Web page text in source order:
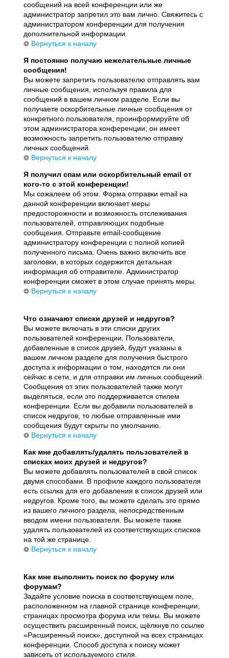
сообщений на всей конференции или же
администратор запретил это вам лично. Свяжитесь с
администратором конференции для получения
дополнительной информации.
Вернуться к началу
Я постоянно получаю нежелательные личные
сообщения!
Вы можете запретить пользователю отправлять вам
личные сообщения, используя правила для
сообщений в вашем личном разделе. Если вы
получаете оскорбительные личные сообщения от
конкретного пользователя, проинформируйте об
этом администратора конференции; он имеет
возможность запретить пользователю отправку
личных сообщений.
Вернуться к началу
Я получил спам или оскорбительный email от
кого-то с этой конференции!
Мы сожалеем об этом. Форма отправки email на
данной конференции включает меры
предосторожности и возможность отслеживания
пользователей, отправляющих подобные
сообщения. Отправьте email-сообщение
администратору конференции с полной копией
полученного письма. Очень важно включить все
заголовки, в которых содержится детальная
информация об отправителе. Администратор
конференции сможет в этом случае принять меры.
Вернуться к началу
Что означают списки друзей и недругов?
Вы можете включать в эти списки других
пользователей конференции. Пользователи,
добавленные в список друзей, будут указаны в
вашем личном разделе для получения быстрого
доступа к информации о том, находятся ли они
сейчас в сети, и для отправки им личных сообщений.
Сообщения от этих пользователей также могут
выделяться, если это поддерживается стилем
конференции. Если вы добавили пользователей в
список недругов, то любые отправленные ими
сообщения будут скрыты по умолчанию.
Вернуться к началу
Как мне добавлять/удалять пользователей в
списках моих друзей и недругов?
Вы можете добавлять пользователей в свой список
двумя способами. В профиле каждого пользователя
есть ссылка для его добавления в список друзей или
недругов. Кроме того, вы можете сделать это прямо
из вашего личного раздела, непосредственным
вводом имени пользователя. Вы можете также
удалять пользователей из соответствующих списков
на той же странице.
Вернуться к началу
Как мне выполнить поиск по форуму или
форумам?
Задайте условие поиска в соответствующем поле,
расположенном на главной странице конференции,
страницах просмотра форума или темы. Вы можете
осуществить расширенный поиск, щёлкнув по ссылке
«Расширенный поиск», доступной на всех страницах
конференции. Способ доступа к поиску может
зависеть от используемого стиля.